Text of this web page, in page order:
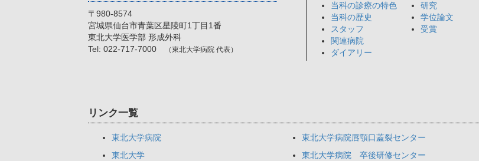
〒980-8574
宮城県仙台市青葉区星陵町1丁目1番
東北大学医学部 形成外科
Tel: 022-717-7000
（東北大学病院 代表）
当科の診療の特色
当科の歴史
スタッフ
関連病院
ダイアリー
研究
学位論文
受賞
リンク一覧
東北大学病院 東北大学病院唇顎口蓋裂センター
東北大学
東北大学病院 卒後研修センター